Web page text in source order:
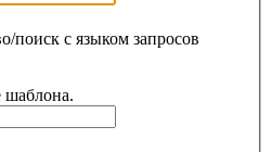
поиск с языком запросов
шаблона.